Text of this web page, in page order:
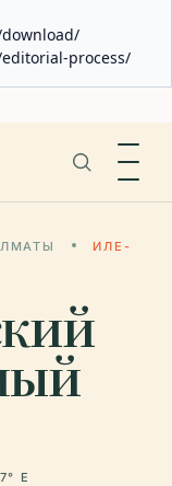
process/
ИЛЕ-
E